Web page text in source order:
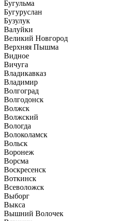
Бугульма
Бугуруслан
Бузулук
Валуйки
Великий Новгород
Верхняя Пышма
Видное
Вичуга
Владикавказ
Владимир
Волгоград
Волгодонск
Волжск
Волжский
Вологда
Волоколамск
Вольск
Воронеж
Ворсма
Воскресенск
Воткинск
Всеволожск
Выборг
Выкса
Вышний Волочек